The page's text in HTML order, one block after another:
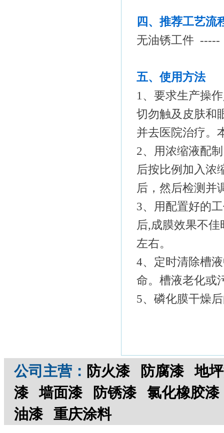
四、推荐工艺流
无油锈工件
五、使用方法
1、要求生产操
切勿触及皮肤和
并去医院治疗。
2、用浓缩液配
后按比例加入浓
后，然后检测并
3、用配置好的
后,成膜效果不
左右。
4、定时清除槽
命。槽液老化或
5、磷化膜干燥
公司主营： 防火漆 防腐漆
地
漆
墙面漆 防锈漆
氯化橡胶漆
油漆
重庆涂料